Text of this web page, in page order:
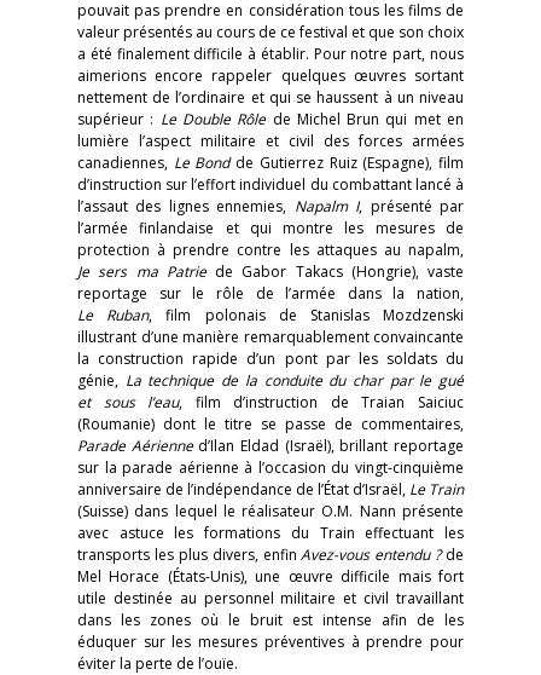
pouvait pas prendre en considération tous les films de
valeur présentés au cours de ce festival et que son choix
a été finalement difficile à établir. Pour notre part, nous
aimerions encore rappeler quelques œuvres sortant
nettement de l’ordinaire et qui se haussent à un niveau
supérieur : Le Double Rôle de Michel Brun qui met en
lumière l’aspect militaire et civil des forces armées
canadiennes, Le Bond de Gutierrez Ruiz (Espagne), film
d’instruction sur l’effort individuel du combattant lancé à
l’assaut des lignes ennemies, Napalm I, présenté par
l’armée finlandaise et qui montre les mesures de
protection à prendre contre les attaques au napalm,
Je sers ma Patrie de Gabor Takacs (Hongrie), vaste
reportage sur le rôle de l’armée dans la nation,
Le Ruban, film polonais de Stanislas Mozdzenski
illustrant d’une manière remarquablement convaincante
la construction rapide d’un pont par les soldats du
génie, La technique de la conduite du char par le gué
et sous l’eau, film d’instruction de Traian Saiciuc
(Roumanie) dont le titre se passe de commentaires,
Parade Aérienne d’Ilan Eldad (Israël), brillant reportage
sur la parade aérienne à l’occasion du vingt-cinquième
anniversaire de l’indépendance de l’État d’Israël, Le Train
(Suisse) dans lequel le réalisateur O.M. Nann présente
avec astuce les formations du Train effectuant les
transports les plus divers, enfinAvez-vous entendu ?de
Mel Horace (États-Unis), une œuvre difficile mais fort
utile destinée au personnel militaire et civil travaillant
dans les zones où le bruit est intense afin de les
éduquer sur les mesures préventives à prendre pour
éviter la perte de l’ouïe.